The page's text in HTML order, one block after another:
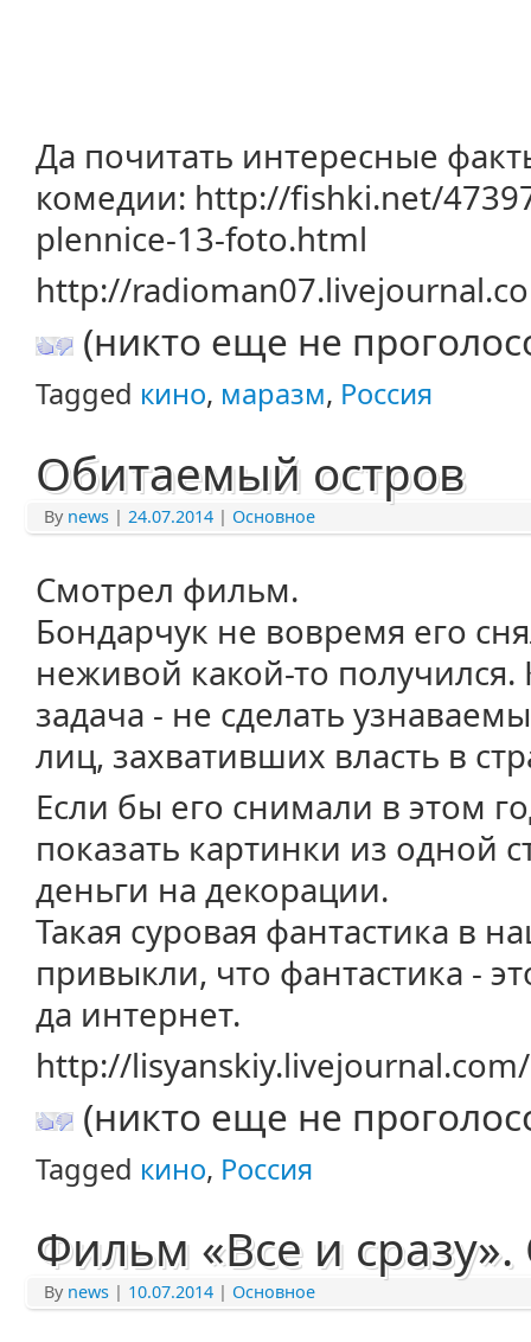
Да почитать интересные
комедии: http://fishki.net/
plennice-13-foto.html
http://
(никто еще не
Tagged кино, маразм, Россия
Обитаемый остров
By news | 24.07.2014 | Основное
Смотрел фильм.
Бондарчук не вовремя его
неживой какой-то получился.
задача - не сделать
лиц, захвативших власть в
Если бы его снимали в этом
показать картинки из одной
деньги на декорации.
Такая суровая фантастика в
привыкли, что фантастика -
да интернет.
http://
(никто еще не
Tagged кино, Россия
Фильм «Все и
By news | 10.07.2014 | Основное